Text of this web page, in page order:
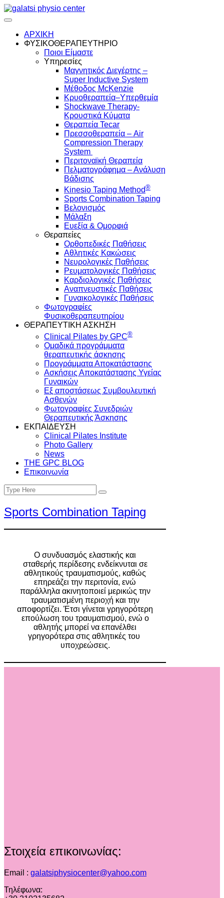
Skip
to
ΑΡΧΙΚΗ
ΦΥΣΙΚΟΘΕΡΑΠΕΥΤΗΡΙΟ
Ποιοι Είμαστε
Υπηρεσίες
Μαγνητικός Διεγέρτης –
Super Inductive System
Μέθοδος McKenzie
Κρυοθεραπεία–Υπερθεμία
Shockwave Therapy-
Κρουστικά Κύματα
Θεραπεία Tecar
Πρεσσοθεραπεία – Air
Compression Therapy
System
Περιτοναϊκή Θεραπεία
Πελματογράφημα – Ανάλυση
Βάδισης
Kinesio Taping Method®
Sports Combination Taping
Βελονισμός
Μάλαξη
Ευεξία & Ομορφιά
Θεραπείες
Ορθοπεδικές Παθήσεις
Αθλητικές Κακώσεις
Νευρολογικές Παθήσεις
Ρευματολογικές Παθήσεις
Καρδιολογικές Παθήσεις
Αναπνευστικές Παθήσεις
Γυναικολογικές Παθήσεις
Φωτογραφίες
Φυσικοθεραπευτηρίου
ΘΕΡΑΠΕΥΤΙΚΗ ΑΣΚΗΣΗ
Clinical Pilates by GPC®
Ομαδικά προγράμματα
θεραπευτικής άσκησης
Προγράμματα Αποκατάστασης
Ασκήσεις Αποκατάστασης Υγείας
Γυναικών
Εξ αποστάσεως Συμβουλευτική
Ασθενών
Φωτογραφίες Συνεδριών
Θεραπευτικής Άσκησης
ΕΚΠΑΙΔΕΥΣΗ
Clinical Pilates Institute
Photo Gallery
News
THE GPC BLOG
Επικοινωνία
Search
for:
Search
Sports Combination Taping
Ο συνδυασμός ελαστικής και
σταθερής περίδεσης ενδείκνυται σε
αθλητικούς τραυματισμούς, καθώς
επηρεάζει την περιτονία, ενώ
παράλληλα ακινητοποιεί μερικώς την
τραυματισμένη περιοχή και την
αποφορτίζει. Έτσι γίνεται γρηγορότερη
επούλωση του τραυματισμού, ενώ ο
αθλητής μπορεί να επανέλθει
γρηγορότερα στις αθλητικές του
υποχρεώσεις.
Στοιχεία επικοινωνίας:
Email : galatsiphysiocenter@yahoo.com
Τηλέφωνα: